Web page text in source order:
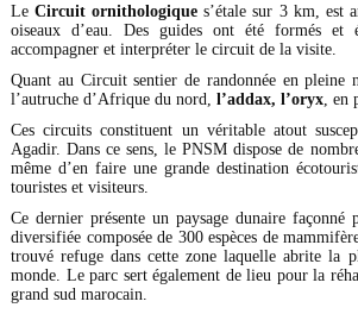
LeCircuit ornithologique s’étale sur 3 km, est
oiseaux d’eau. Des guides ont été formés et
accompagner et interpréter le circuit de la visite.
Quant au Circuit sentier de randonnée en
l’autruche d’Afrique du nord, l’addax, l’oryx ,
Ces circuits constituent un véritable atout
Agadir. Dans ce sens, le PNSM dispose de
même d’en faire une grande destination
touristes et visiteurs.
Ce dernier présente un paysage dunaire
diversifiée composée de 300 espèces de
trouvé refuge dans cette zone laquelle abrite la
monde. Le parc sert également de lieu pour la
grand sud marocain.